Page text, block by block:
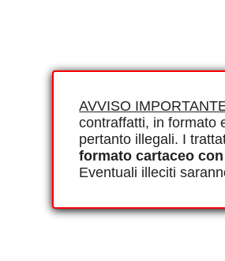
AVVISO
contraffatti, in formato
pertanto illegali. I
formato cartaceo
Eventuali illeciti